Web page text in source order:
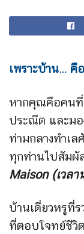
เพราะบ้าน… คื
หากคุณคือคนที่
ประณีต และม
ท่ามกลางทำเล
ทุกท่านไปสัมผั
Maison (เวล
บ้านเดี่ยวหรูที่
ที่ตอบโจทย์ชีวิ